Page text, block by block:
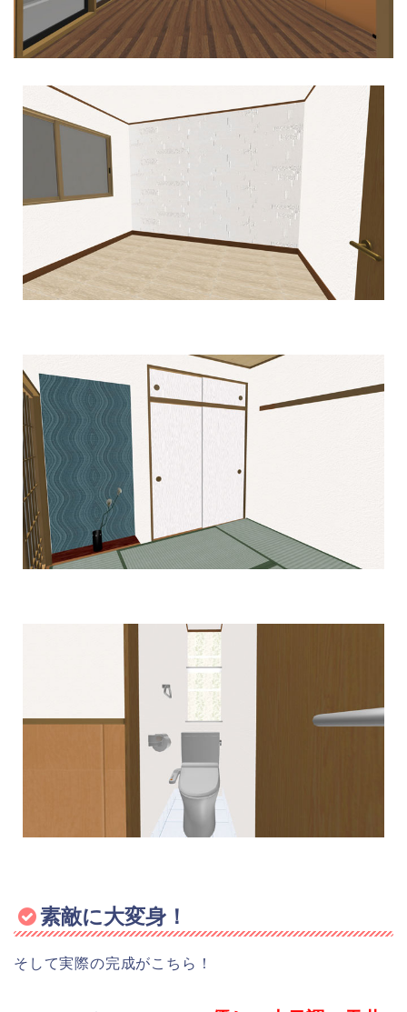
素敵に大変身！
そして実際の完成がこちら！